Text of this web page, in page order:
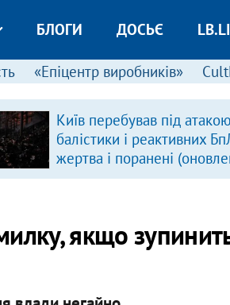
БЛОГИ ДОСЬЄ
«Епіцентр виробників»
Київ перебував під атакою
балістики і реактивних
жертва і поранені
якщо